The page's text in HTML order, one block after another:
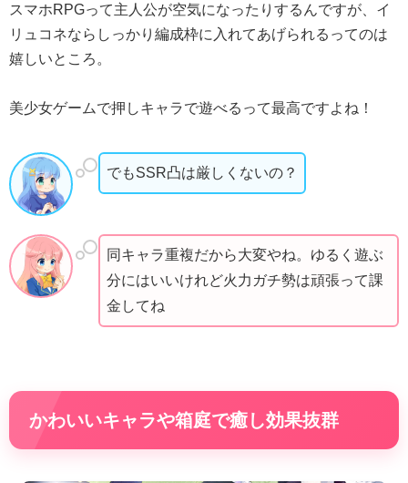
スマホRPGって主人公が空気になったりするんですが、イ
リュコネならしっかり編成枠に入れてあげられるってのは
嬉しいところ。
美少女ゲームで押しキャラで遊べるって最高ですよね！
でもSSR凸は厳しくないの？
同キャラ重複だから大変やね。ゆるく遊ぶ
分にはいいけれど火力ガチ勢は頑張って課
金してね
かわいいキャラや箱庭で癒し効果抜群